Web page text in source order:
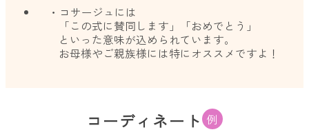
・コサージュには
「この式に賛同します」「おめでとう」
といった意味が込められています。
お母様やご親族様には特にオススメですよ！
コーディネート 例